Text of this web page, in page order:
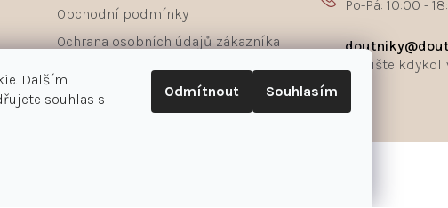
Dalším
souhlas s
Odmítnout Souhlasím
Obchodní podmínky
Ochrana osobních údajů zákazníka
Odstoupení od smlouvy - formulář